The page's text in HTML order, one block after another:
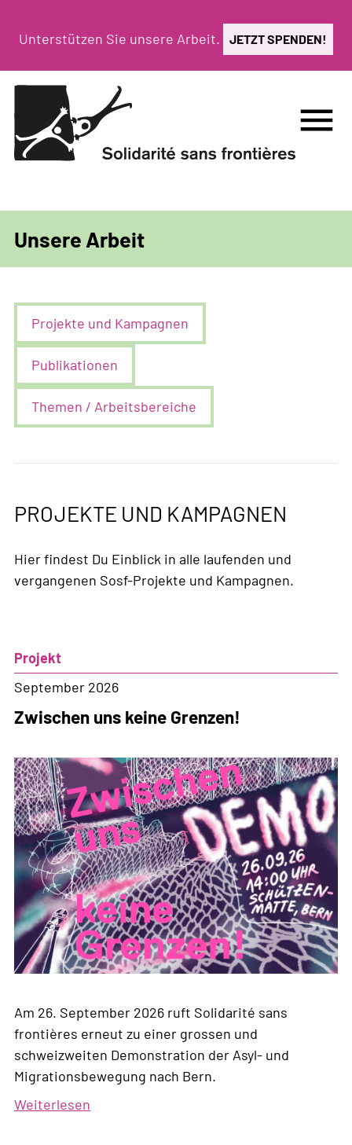
zumUnterstützen Sie unsere Arbeit. JETZT SPENDEN!
menu
Unsere Arbeit
Projekte und Kampagnen
Publikationen
Themen / Arbeitsbereiche
PROJEKTE UND KAMPAGNEN
Hier findest Du Einblick in alle laufenden und
vergangenen Sosf-Projekte und Kampagnen.
Projekt
September 2026
Zwischen uns keine Grenzen!
Am 26. September 2026 ruft Solidarité sans
frontières erneut zu einer grossen und
schweizweiten Demonstration der Asyl- und
Migrationsbewegung nach Bern.
Weiterlesen